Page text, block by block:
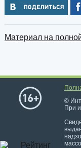
Материал на
©
При